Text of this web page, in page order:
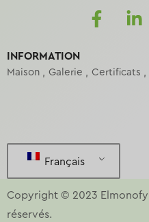
INFORMATION
Maison Galerie Certificats
Français
Copyright © 2023 Elmonofy
réservés.